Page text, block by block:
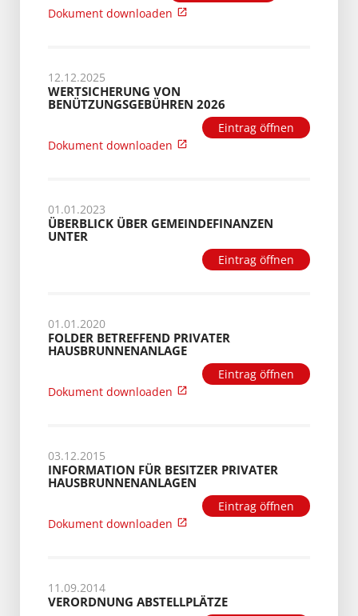
Dokument downloaden
12.12.2025
WERTSICHERUNG VON
BENÜTZUNGSGEBÜHREN 2026
Eintrag öffnen
Dokument downloaden
01.01.2023
ÜBERBLICK ÜBER GEMEINDEFINANZEN
UNTER
Eintrag öffnen
01.01.2020
FOLDER BETREFFEND PRIVATER
HAUSBRUNNENANLAGE
Eintrag öffnen
Dokument downloaden
03.12.2015
INFORMATION FÜR BESITZER PRIVATER
HAUSBRUNNENANLAGEN
Eintrag öffnen
Dokument downloaden
11.09.2014
VERORDNUNG ABSTELLPLÄTZE